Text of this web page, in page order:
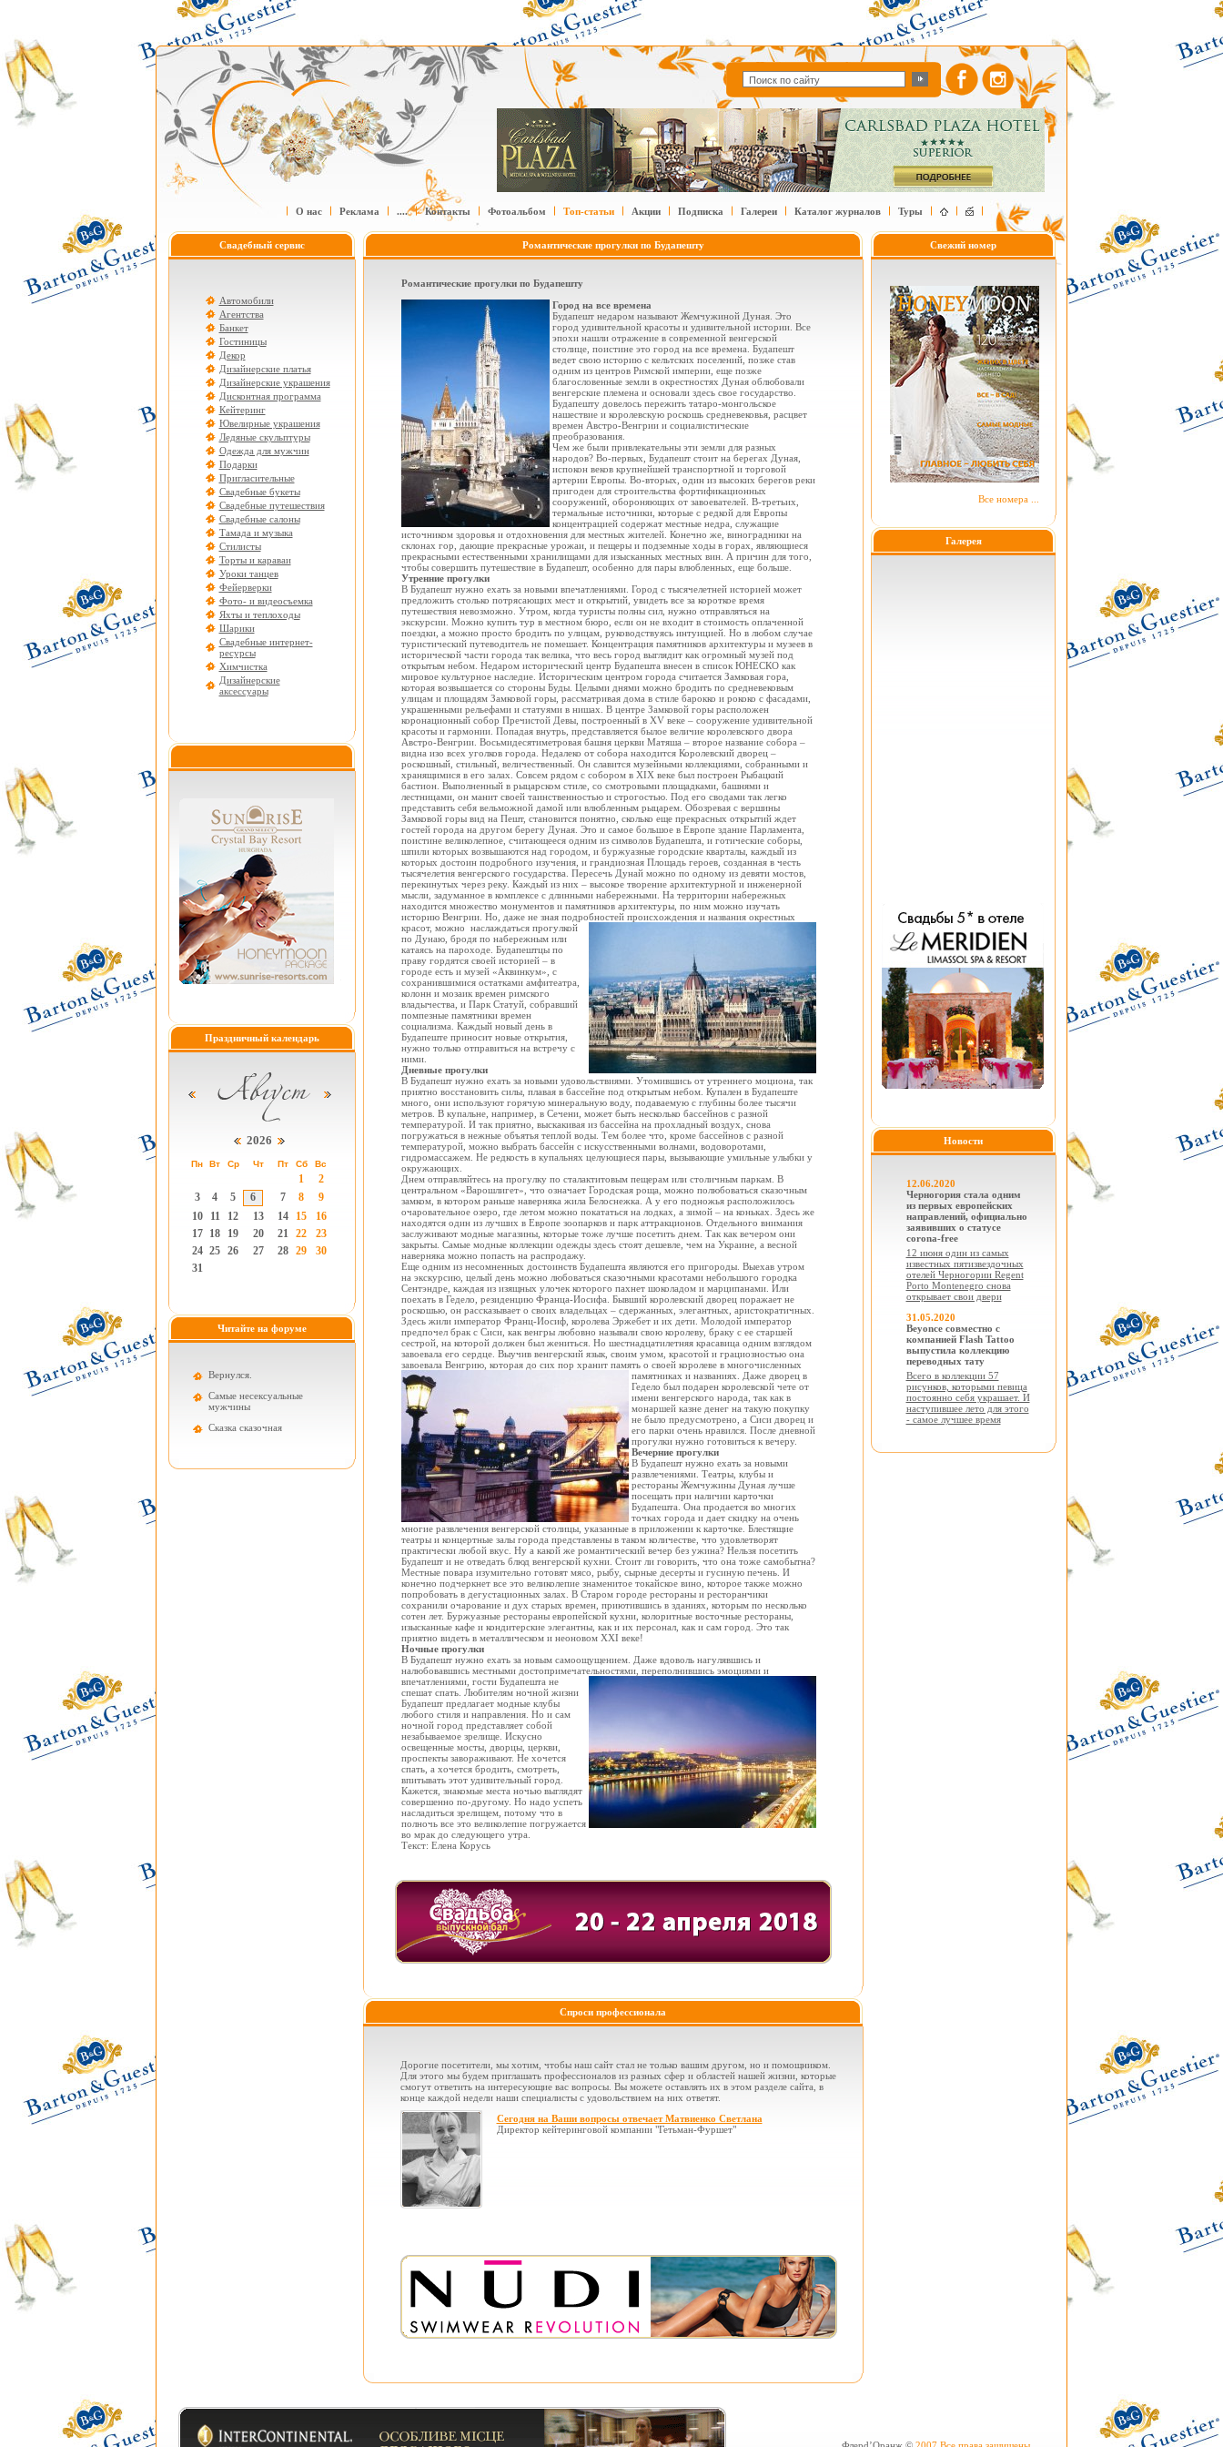
О нас Реклама .... Контакты Фотоальбом Топ-статьи Акции Подписка Галереи Каталог журналов Туры
Свадебный сервис
Автомобили
Агентства
Банкет
Гостиницы
Декор
Дизайнерские платья
Дизайнерские украшения
Дисконтная программа
Кейтеринг
Ювелирные украшения
Ледяные скульптуры
Одежда для мужчин
Подарки
Пригласительные
Свадебные букеты
Свадебные путешествия
Свадебные салоны
Тамада и музыка
Стилисты
Торты и караваи
Уроки танцев
Фейерверки
Фото- и видеосъемка
Яхты и теплоходы
Шарики
Свадебные интернет-
ресурсы
Химчистка
Дизайнерские
аксессуары
Праздничный календарь
2026
Пн Вт Ср Чт Пт Сб Вс
1
2
3
4 5 6 7 8
9
10
11 12 13 14 15
16
17
18 19 20 21 22
23
24 25 26 27 28 29
30
31
Читайте на форуме
Вернулся.
Самые несексуальные
мужчины
Cказка сказочная
Романтические прогулки по Будапешту
Романтические прогулки по Будапешту
Город на все времена
Будапешт недаром называют Жемчужиной Дуная. Это
город удивительной красоты и удивительной истории. Все
эпохи нашли отражение в современной венгерской
столице, поистине это город на все времена. Будапешт
ведет свою историю с кельтских поселений, позже став
одним из центров Римской империи, еще позже
благословенные земли в окрестностях Дуная облюбовали
венгерские племена и основали здесь свое государство.
Будапешту довелось пережить татаро-монгольское
нашествие и королевскую роскошь средневековья, расцвет
времен Австро-Венгрии и социалистические
преобразования.
Чем же были привлекательны эти земли для разных
народов? Во-первых, Будапешт стоит на берегах Дуная,
испокон веков крупнейшей транспортной и торговой
артерии Европы. Во-вторых, один из высоких берегов реки
пригоден для строительства фортификационных
сооружений, обороняющих от завоевателей. В-третьих,
термальные источники, которые с редкой для Европы
концентрацией содержат местные недра, служащие
источником здоровья и отдохновения для местных жителей. Конечно же, виноградники на
склонах гор, дающие прекрасные урожаи, и пещеры и подземные ходы в горах, являющиеся
прекрасными естественными хранилищами для изысканных местных вин. А причин для того,
чтобы совершить путешествие в Будапешт, особенно для пары влюбленных, еще больше.
Утренние прогулки
В Будапешт нужно ехать за новыми впечатлениями. Город с тысячелетней историей может
предложить столько потрясающих мест и открытий, увидеть все за короткое время
путешествия невозможно. Утром, когда туристы полны сил, нужно отправляться на
экскурсии. Можно купить тур в местном бюро, если он не входит в стоимость оплаченной
поездки, а можно просто бродить по улицам, руководствуясь интуицией. Но в любом случае
туристический путеводитель не помешает. Концентрация памятников архитектуры и музеев в
исторической части города так велика, что весь город выглядит как огромный музей под
открытым небом. Недаром исторический центр Будапешта внесен в список ЮНЕСКО как
мировое культурное наследие. Историческим центром города считается Замковая гора,
которая возвышается со стороны Буды. Целыми днями можно бродить по средневековым
улицам и площадям Замковой горы, рассматривая дома в стиле барокко и рококо с фасадами,
украшенными рельефами и статуями в нишах. В центре Замковой горы расположен
коронационный собор Пречистой Девы, построенный в XV веке – сооружение удивительной
красоты и гармонии. Попадая внутрь, представляется былое величие королевского двора
Австро-Венгрии. Восьмидесятиметровая башня церкви Матяша – второе название собора –
видна изо всех уголков города. Недалеко от собора находится Королевский дворец –
роскошный, стильный, величественный. Он славится музейными коллекциями, собранными и
хранящимися в его залах. Совсем рядом с собором в XIX веке был построен Рыбацкий
бастион. Выполненный в рыцарском стиле, со смотровыми площадками, башнями и
лестницами, он манит своей таинственностью и строгостью. Под его сводами так легко
представить себя вельможной дамой или влюбленным рыцарем. Обозревая с вершины
Замковой горы вид на Пешт, становится понятно, сколько еще прекрасных открытий ждет
гостей города на другом берегу Дуная. Это и самое большое в Европе здание Парламента,
поистине великолепное, считающееся одним из символов Будапешта, и готические соборы,
шпили которых возвышаются над городом, и буржуазные городские кварталы, каждый из
которых достоин подробного изучения, и грандиозная Площадь героев, созданная в честь
тысячелетия венгерского государства. Пересечь Дунай можно по одному из девяти мостов,
перекинутых через реку. Каждый из них – высокое творение архитектурной и инженерной
мысли, задуманное в комплексе с длинными набережными. На территории набережных
находится множество монументов и памятников архитектуры, по ним можно изучать
историю Венгрии. Но, даже не зная подробностей происхождения и названия окрестных
красот, можно наслаждаться прогулкой
по Дунаю, бродя по набережным или
катаясь на пароходе. Будапештцы по
праву гордятся своей историей – в
городе есть и музей «Аквинкум», с
сохранившимися остатками амфитеатра,
колонн и мозаик времен римского
владычества, и Парк Статуй, собравший
помпезные памятники времен
социализма. Каждый новый день в
Будапеште приносит новые открытия,
нужно только отправиться на встречу с
ними.
Дневные прогулки
В Будапешт нужно ехать за новыми удовольствиями. Утомившись от утреннего моциона, так
приятно восстановить силы, плавая в бассейне под открытым небом. Купален в Будапеште
много, они используют горячую минеральную воду, подаваемую с глубины более тысячи
метров. В купальне, например, в Сечени, может быть несколько бассейнов с разной
температурой. И так приятно, выскакивая из бассейна на прохладный воздух, снова
погружаться в нежные объятья теплой воды. Тем более что, кроме бассейнов с разной
температурой, можно выбрать бассейн с искусственными волнами, водоворотами,
гидромассажем. Не редкость в купальнях целующиеся пары, вызывающие умильные улыбки у
окружающих.
Днем отправляйтесь на прогулку по сталактитовым пещерам или столичным паркам. В
центральном «Варошлигет», что означает Городская роща, можно полюбоваться сказочным
замком, в котором раньше наверняка жила Белоснежка. А у его подножья расположилось
очаровательное озеро, где летом можно покататься на лодках, а зимой – на коньках. Здесь же
находятся один из лучших в Европе зоопарков и парк аттракционов. Отдельного внимания
заслуживают модные магазины, которые тоже лучше посетить днем. Так как вечером они
закрыты. Самые модные коллекции одежды здесь стоят дешевле, чем на Украине, а весной
наверняка можно попасть на распродажу.
Еще одним из несомненных достоинств Будапешта являются его пригороды. Выехав утром
на экскурсию, целый день можно любоваться сказочными красотами небольшого городка
Сентэндре, каждая из изящных улочек которого пахнет шоколадом и марципанами. Или
поехать в Гедело, резиденцию Франца-Иосифа. Бывший королевский дворец поражает не
роскошью, он рассказывает о своих владельцах – сдержанных, элегантных, аристократичных.
Здесь жили император Франц-Иосиф, королева Эржебет и их дети. Молодой император
предпочел брак с Сиси, как венгры любовно называли свою королеву, браку с ее старшей
сестрой, на которой должен был жениться. Но шестнадцатилетняя красавица одним взглядом
завоевала его сердце. Выучив венгерский язык, своим умом, красотой и грациозностью она
завоевала Венгрию, которая до сих пор хранит память о своей королевев многочисленных
памятниках и названиях. Даже дворец в
Гедело был подарен королевской чете от
имени венгерского народа, так как в
монаршей казне денег на такую покупку
не было предусмотрено, а Сиси дворец и
его парки очень нравился. После дневной
прогулки нужно готовиться к вечеру.
Вечерние прогулки
В Будапешт нужно ехать за новыми
развлечениями. Театры, клубы и
рестораны Жемчужины Дуная лучше
посещать при наличии карточки
Будапешта. Она продается во многих
точках города и дает скидку на очень
многие развлечения венгерской столицы, указанные в приложении к карточке. Блестящие
театры и концертные залы города представлены в таком количестве, что удовлетворят
практически любой вкус. Ну а какой же романтический вечер без ужина? Нельзя посетить
Будапешт и не отведать блюд венгерской кухни. Стоит ли говорить, что она тоже самобытна?
Местные повара изумительно готовят мясо, рыбу, сырные десерты и гусиную печень. И
конечно подчеркнет все это великолепие знаменитое токайское вино, которое также можно
попробовать в дегустационных залах. В Старом городе рестораны и ресторанчики
сохранили очарование и дух старых времен, приютившись в зданиях, которым по несколько
сотен лет. Буржуазные рестораны европейской кухни, колоритные восточные рестораны,
изысканные кафе и кондитерские элегантны, как и их персонал, как и сам город. Это так
приятно видеть в металлическом и неоновом XXI веке!
Ночные прогулки
В Будапешт нужно ехать за новым самоощущением. Даже вдоволь нагулявшись и
налюбовавшись местными достопримечательностями, переполнившись эмоциями и
впечатлениями, гости Будапешта не
спешат спать. Любителям ночной жизни
Будапешт предлагает модные клубы
любого стиля и направления. Но и сам
ночной город представляет собой
незабываемое зрелище. Искусно
освещенные мосты, дворцы, церкви,
проспекты завораживают. Не хочется
спать, а хочется бродить, смотреть,
впитывать этот удивительный город.
Кажется, знакомые места ночью выглядят
совершенно по-другому. Но надо успеть
насладиться зрелищем, потому что в
полночь все это великолепие погружается
во мрак до следующего утра.
Текст: Елена Корусь
Спроси профессионала
Дорогие посетители, мы хотим, чтобы наш сайт стал не только вашим другом, но и помощником.
Для этого мы будем приглашать профессионалов из разных сфер и областей нашей жизни, которые
смогут ответить на интересующие вас вопросы. Вы можете оставлять их в этом разделе сайта, в
конце каждой недели наши специалисты с удовольствием на них ответят.
Сегодня на Ваши вопросы отвечает Матвиенко Светлана
Директор кейтеринговой компании "Гетьман-Фуршет"
Свежий номер
Все номера ...
Галерея
Новости
12.06.2020
Черногория стала одним
из первых европейских
направлений, официально
заявивших о статусе
corona-free
12 июня один из самых
известных пятизвездочных
отелей Черногории Regent
Porto Montenegro снова
открывает свои двери
31.05.2020
Beyonce совместно с
компанией Flash Tattoo
выпустила коллекцию
переводных тату
Всего в коллекции 57
рисунков, которыми певица
постоянно себя украшает. И
наступившее лето для этого
- самое лучшее время